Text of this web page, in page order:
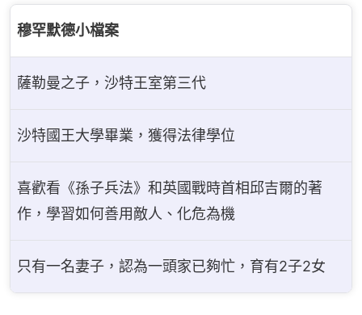
穆罕默德小檔案
薩勒曼之子，沙特王室第三代
沙特國王大學畢業，獲得法律學位
喜歡看《孫子兵法》和英國戰時首相邱吉爾的著
作，學習如何善用敵人、化危為機
只有一名妻子，認為一頭家已夠忙，育有2子2女